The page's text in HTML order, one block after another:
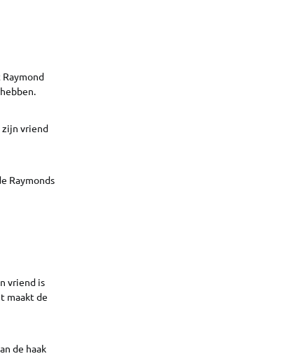
Raymond
zijn vriend
Raymonds
vriend is
maakt de
de haak